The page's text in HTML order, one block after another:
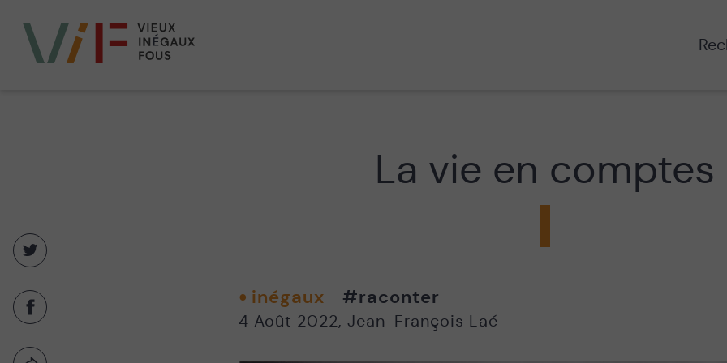
inégaux
La vie en comptes
Partager
twitter
-
Nouvelle
Partager
facebook
inégaux #raconter
4 Août 2022, Jean-François Laé